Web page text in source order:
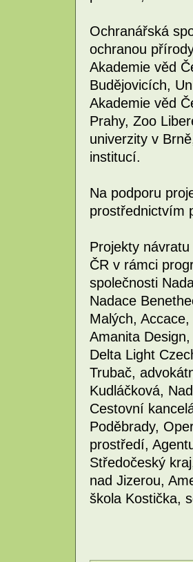
Ochranářská
ochranou
Akademie věd
Budějovicích,
Akademie věd
Prahy, Zoo
univerzity v
institucí.
Na podporu
prostřednictvím
Projekty
ČR v rámci
společnosti
Nadace
Malých,
Amanita
Delta Light
Trubač,
Kudláčková,
Cestovní
Poděbrady,
prostředí,
Středočeský
nad Jizerou,
škola Kostička,